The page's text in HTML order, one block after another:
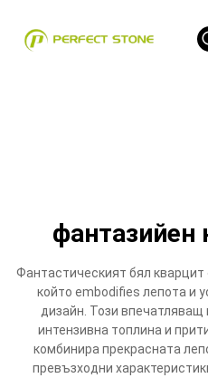
фантазийен
Фантастическият бял
който embodifies лепота и
дизайн. Този впечатляващ
интензивна топлина и
комбинира прекрасната
превъзходни